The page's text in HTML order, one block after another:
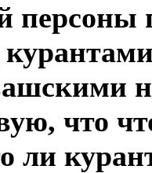
что
ли